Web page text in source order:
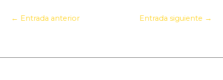
← Entrada anterior Entrada siguiente →